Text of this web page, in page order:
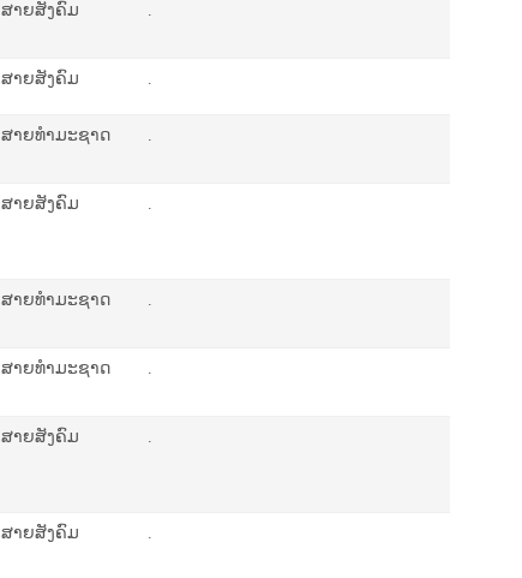
ສາຍສັງຄົມ .
ສາຍສັງຄົມ .
ສາຍທຳມະຊາດ .
ສາຍສັງຄົມ .
ສາຍທຳມະຊາດ .
ສາຍທຳມະຊາດ .
ສາຍສັງຄົມ .
ສາຍສັງຄົມ .